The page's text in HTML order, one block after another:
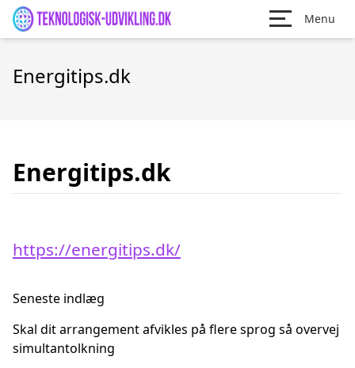
Menu
Energitips.dk
Energitips.dk
https://energitips.dk/
Seneste indlæg
Skal dit arrangement afvikles på flere sprog så overvej
simultantolkning